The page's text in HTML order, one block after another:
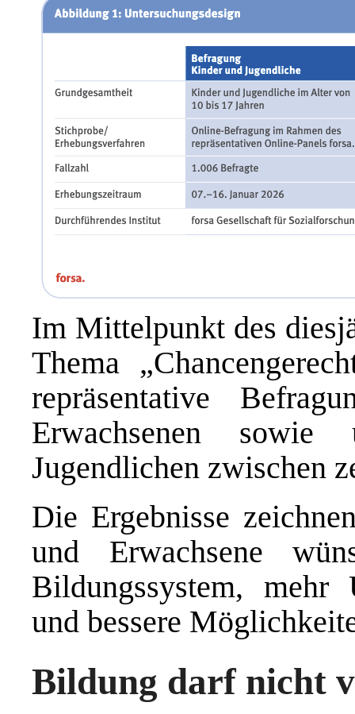
Im Mittelpunkt des
Thema
repräsentative
Erwachsenen
Jugendlichen zwischen
Die Ergebnisse
und Erwachsene
Bildungssystem, mehr
und bessere
Bildung darf nicht